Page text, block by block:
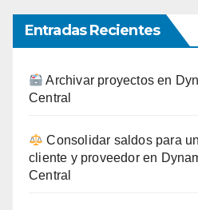
Entradas Recientes
Archivar proyectos en
Central
Consolidar saldos para
cliente y proveedor en
Central